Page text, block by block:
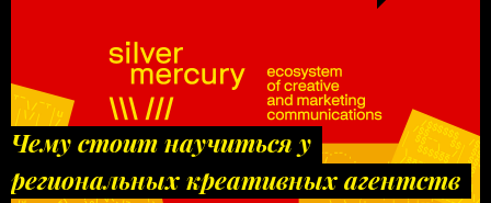
Чему стоит научиться у
региональных креативных агентств